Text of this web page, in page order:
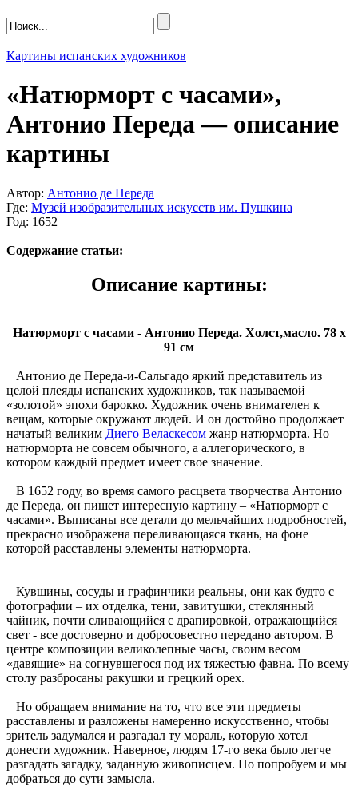
Картины испанских художников
«Натюрморт с часами»,
Антонио Переда — описание
картины
Автор: Антонио де Переда
Где: Музей изобразительных искусств им. Пушкина
Год: 1652
Содержание статьи:
Описание картины:
Натюрморт с часами - Антонио Переда. Холст,масло. 78 x
91 см
Антонио де Переда-и-Сальгадо яркий представитель из
целой плеяды испанских художников, так называемой
«золотой» эпохи барокко. Художник очень внимателен к
вещам, которые окружают людей. И он достойно продолжает
начатый великим Диего Веласкесом жанр натюрморта. Но
натюрморта не совсем обычного, а аллегорического, в
котором каждый предмет имеет свое значение.
В 1652 году, во время самого расцвета творчества Антонио
де Переда, он пишет интересную картину – «Натюрморт с
часами». Выписаны все детали до мельчайших подробностей,
прекрасно изображена переливающаяся ткань, на фоне
которой расставлены элементы натюрморта.
Кувшины, сосуды и графинчики реальны, они как будто с
фотографии – их отделка, тени, завитушки, стеклянный
чайник, почти сливающийся с драпировкой, отражающийся
свет - все достоверно и добросовестно передано автором. В
центре композиции великолепные часы, своим весом
«давящие» на согнувшегося под их тяжестью фавна. По всему
столу разбросаны ракушки и грецкий орех.
Но обращаем внимание на то, что все эти предметы
расставлены и разложены намеренно искусственно, чтобы
зритель задумался и разгадал ту мораль, которую хотел
донести художник. Наверное, людям 17-го века было легче
разгадать загадку, заданную живописцем. Но попробуем и мы
добраться до сути замысла.